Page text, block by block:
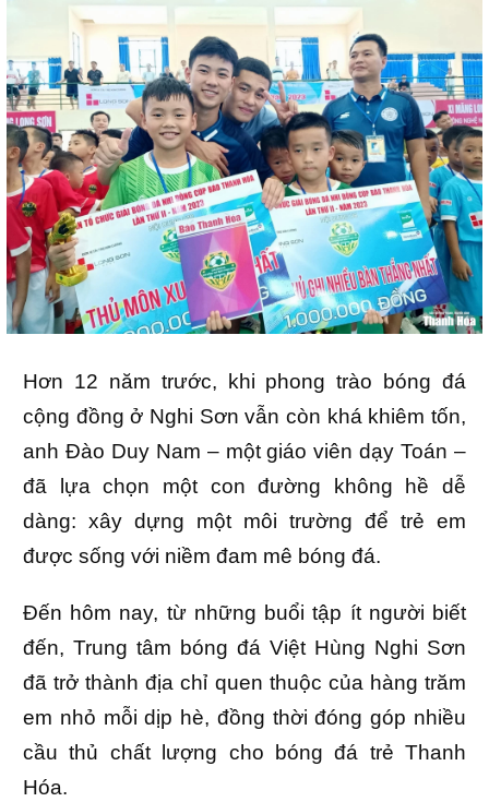
Hơn 12 năm trước, khi phong trào bóng đá
cộng đồng ở Nghi Sơn vẫn còn khá khiêm tốn,
anh Đào Duy Nam – một giáo viên dạy Toán –
đã lựa chọn một con đường không hề dễ
dàng: xây dựng một môi trường để trẻ em
được sống với niềm đam mê bóng đá.
Đến hôm nay, từ những buổi tập ít người biết
đến, Trung tâm bóng đá Việt Hùng Nghi Sơn
đã trở thành địa chỉ quen thuộc của hàng trăm
em nhỏ mỗi dịp hè, đồng thời đóng góp nhiều
cầu thủ chất lượng cho bóng đá trẻ Thanh
Hóa.